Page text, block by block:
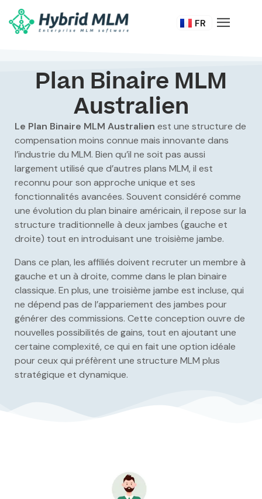
FR
IT
Plan Binaire MLM
Australien
Le Plan Binaire MLM Australien est une structure de
compensation moins connue mais innovante dans
l’industrie du MLM. Bien qu’il ne soit pas aussi
largement utilisé que d’autres plans MLM, il est
reconnu pour son approche unique et ses
fonctionnalités avancées. Souvent considéré comme
une évolution du plan binaire américain, il repose sur la
structure traditionnelle à deux jambes (gauche et
droite) tout en introduisant une troisième jambe.
Dans ce plan, les affiliés doivent recruter un membre à
gauche et un à droite, comme dans le plan binaire
classique. En plus, une troisième jambe est incluse, qui
ne dépend pas de l’appariement des jambes pour
générer des commissions. Cette conception ouvre de
nouvelles possibilités de gains, tout en ajoutant une
certaine complexité, ce qui en fait une option idéale
pour ceux qui préfèrent une structure MLM plus
stratégique et dynamique.